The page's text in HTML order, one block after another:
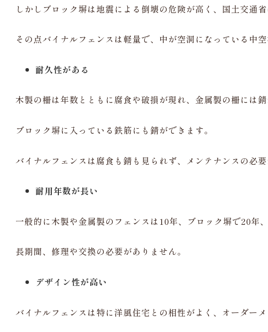
しかしブロック塀は地震による倒壊の危険が高く、国土交通
その点バイナルフェンスは軽量で、中が空洞になっている中
耐久性がある
木製の柵は年数とともに腐食や破損が現れ、金属製の柵には錆
ブロック塀に入っている鉄筋にも錆ができます。
バイナルフェンスは腐食も錆も見られず、メンテナンスの必
耐用年数が長い
一般的に木製や金属製のフェンスは10年、ブロック塀で20年
長期間、修理や交換の必要がありません。
デザイン性が高い
バイナルフェンスは特に洋風住宅との相性がよく、オーダー